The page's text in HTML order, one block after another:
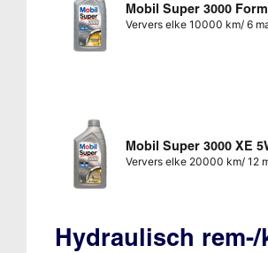
Mobil Super 3000
Ververs elke 10000 km/ 6
Mobil Super 3000 XE
Ververs elke 20000 km/ 12
Hydraulisch